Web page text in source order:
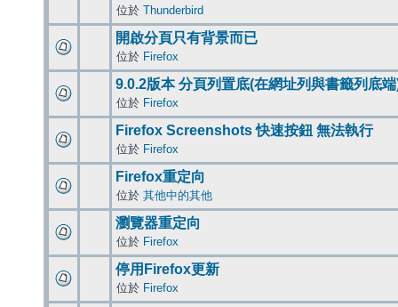
位於 Thunderbird
開啟分頁只有背景而已
位於 Firefox
9.0.2版本 分頁列置底(在網址列與書籤列底
位於 Firefox
Firefox Screenshots 快速按鈕 無法執行
位於 Firefox
Firefox重定向
位於 其他中的其他
瀏覽器重定向
位於 Firefox
停用Firefox更新
位於 Firefox